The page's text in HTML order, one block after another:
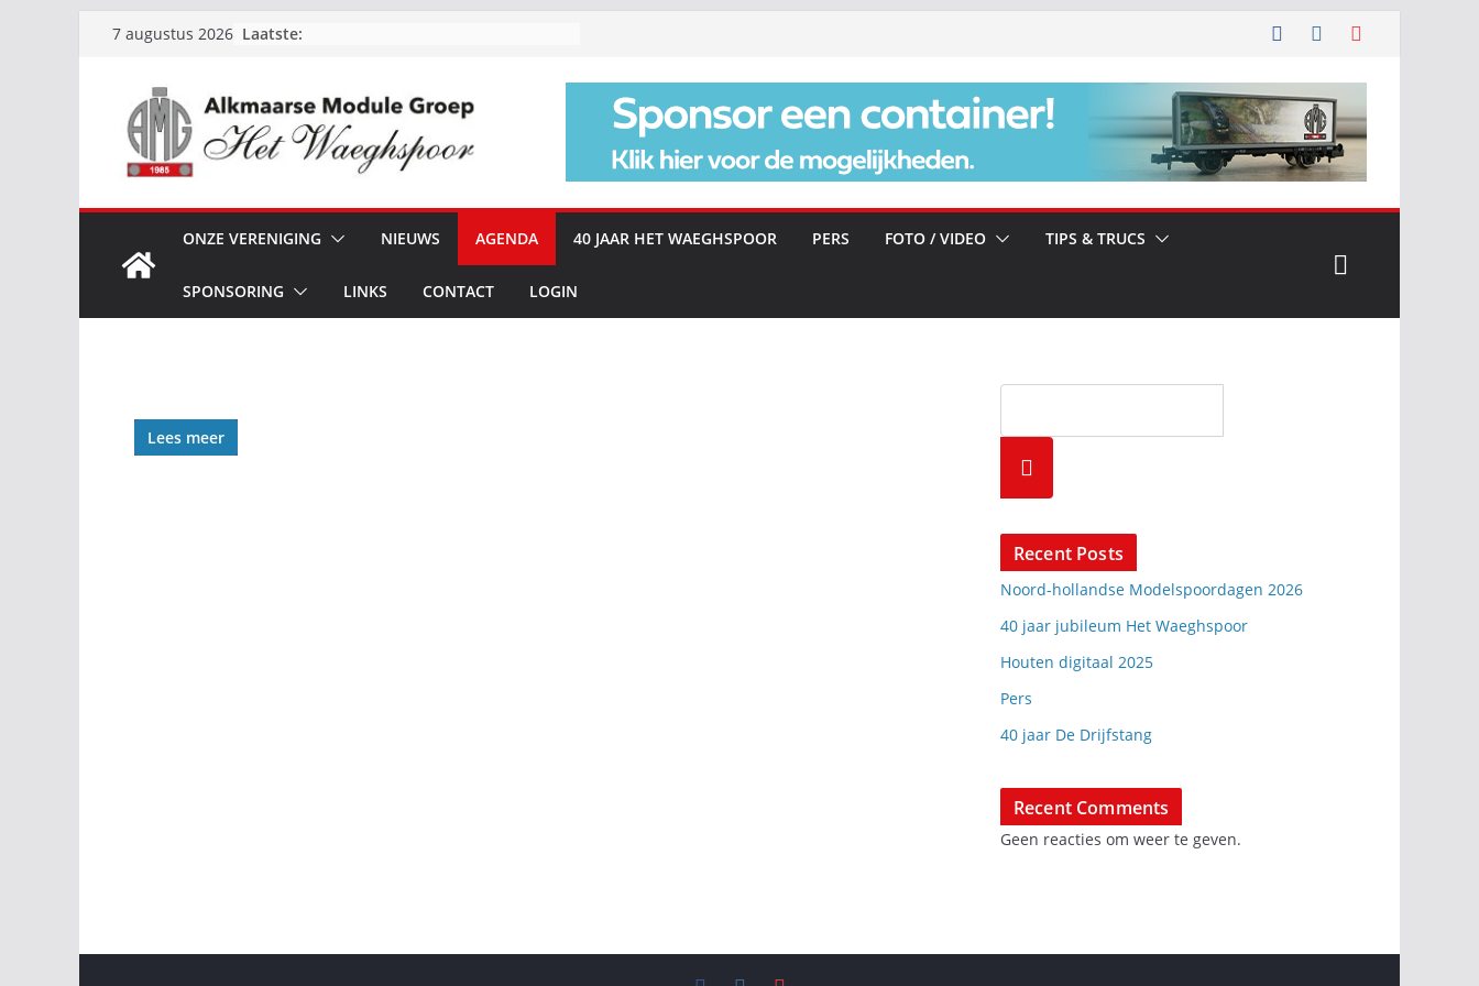
inhoud
7 augustus 2026 Laatste:
ONZE VERENIGING NIEUWS AGENDA 40 JAAR HET WAEGHSPOOR PERS FOTO / VIDEO TIPS & TRUCS
SPONSORING LINKS CONTACT LOGIN
Lees meer
n
Recent Posts
Noord-hollandse Modelspoordagen 2026
40 jaar jubileum Het Waeghspoor
Houten digitaal 2025
Pers
40 jaar De Drijfstang
Recent Comments
Geen reacties om weer te geven.